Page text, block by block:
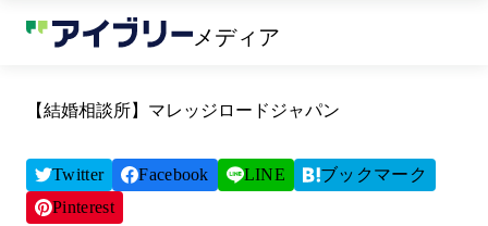
メディア
【結婚相談所】マレッジロードジャパン
Twitter Facebook LINE
ブックマーク
Pinterest